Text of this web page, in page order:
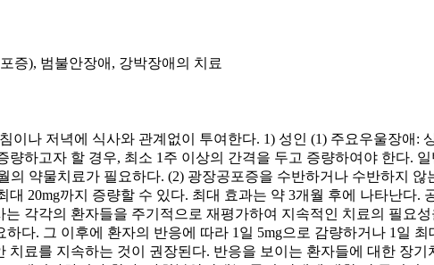
증), 범불안장애, 강박장애의 치료
나 저녁에 식사와 관계없이 투여한다. 1) 성인 (1) 주요우울장애:
하고자 할 경우, 최소 1주 이상의 간격을 두고 증량하여야 한다.
약물치료가 필요하다. (2) 광장공포증을 수반하거나 수반하지 않
20mg까지 증량할 수 있다. 최대 효과는 약 3개월 후에 나타난다.
각각의 환자들을 주기적으로 재평가하여 지속적인 치료의 필요
다. 그 이후에 환자의 반응에 따라 1일 5mg으로 감량하거나 1일
료를 지속하는 것이 권장된다. 반응을 보이는 환자들에 대한 장기